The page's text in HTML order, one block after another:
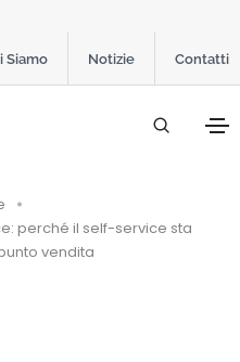
Siamo Notizie Contatti
perché il self-service sta
vendita